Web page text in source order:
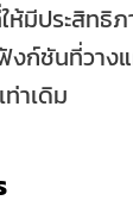
มีประสิทธิ
ชันที่วาง
าเดิม